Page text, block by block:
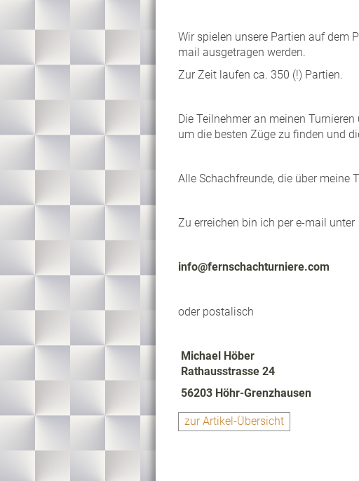
Wir spielen unsere Partien auf dem
mail ausgetragen werden.
Zur Zeit laufen ca. 350 (!) Partien.
Die Teilnehmer an meinen
um die besten Züge zu finden und
Alle Schachfreunde, die über meine
Zu erreichen bin ich per e-mail unter
info@fernschachturniere.com
oder postalisch
Michael Höber
Rathausstrasse 24
56203 Höhr-Grenzhausen
zur Artikel-Übersicht